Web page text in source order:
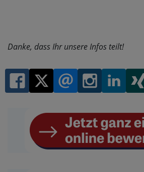
Danke, dass Ihr unsere Infos teilt!